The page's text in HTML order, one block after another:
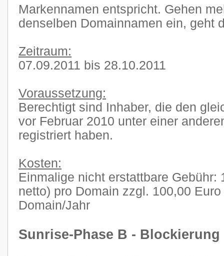
Markennamen entspricht. Gehen
denselben Domainnamen ein, geht
Zeitraum:
07.09.2011 bis 28.10.2011
Voraussetzung:
Berechtigt sind Inhaber, die den
vor Februar 2010 unter einer
registriert haben.
Kosten:
Einmalige nicht erstattbare Gebühr:
netto) pro Domain zzgl. 100,00
Domain/Jahr
Sunrise-Phase B - Blockierung